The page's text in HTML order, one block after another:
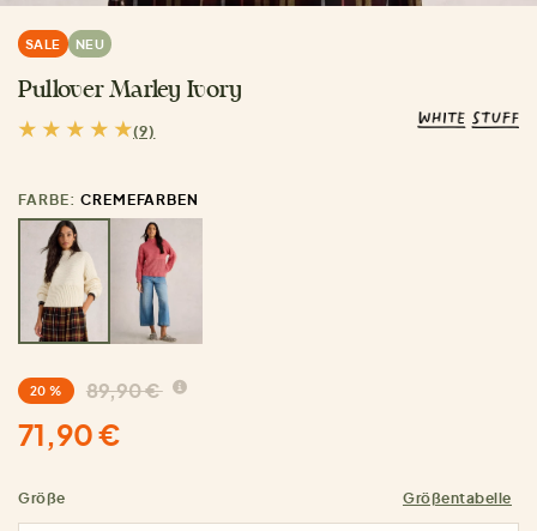
SALE NEU
Pullover Marley Ivory
(9)
FARBE: CREMEFARBEN
20 % 89,90 €
71,90 €
Größe Größentabelle